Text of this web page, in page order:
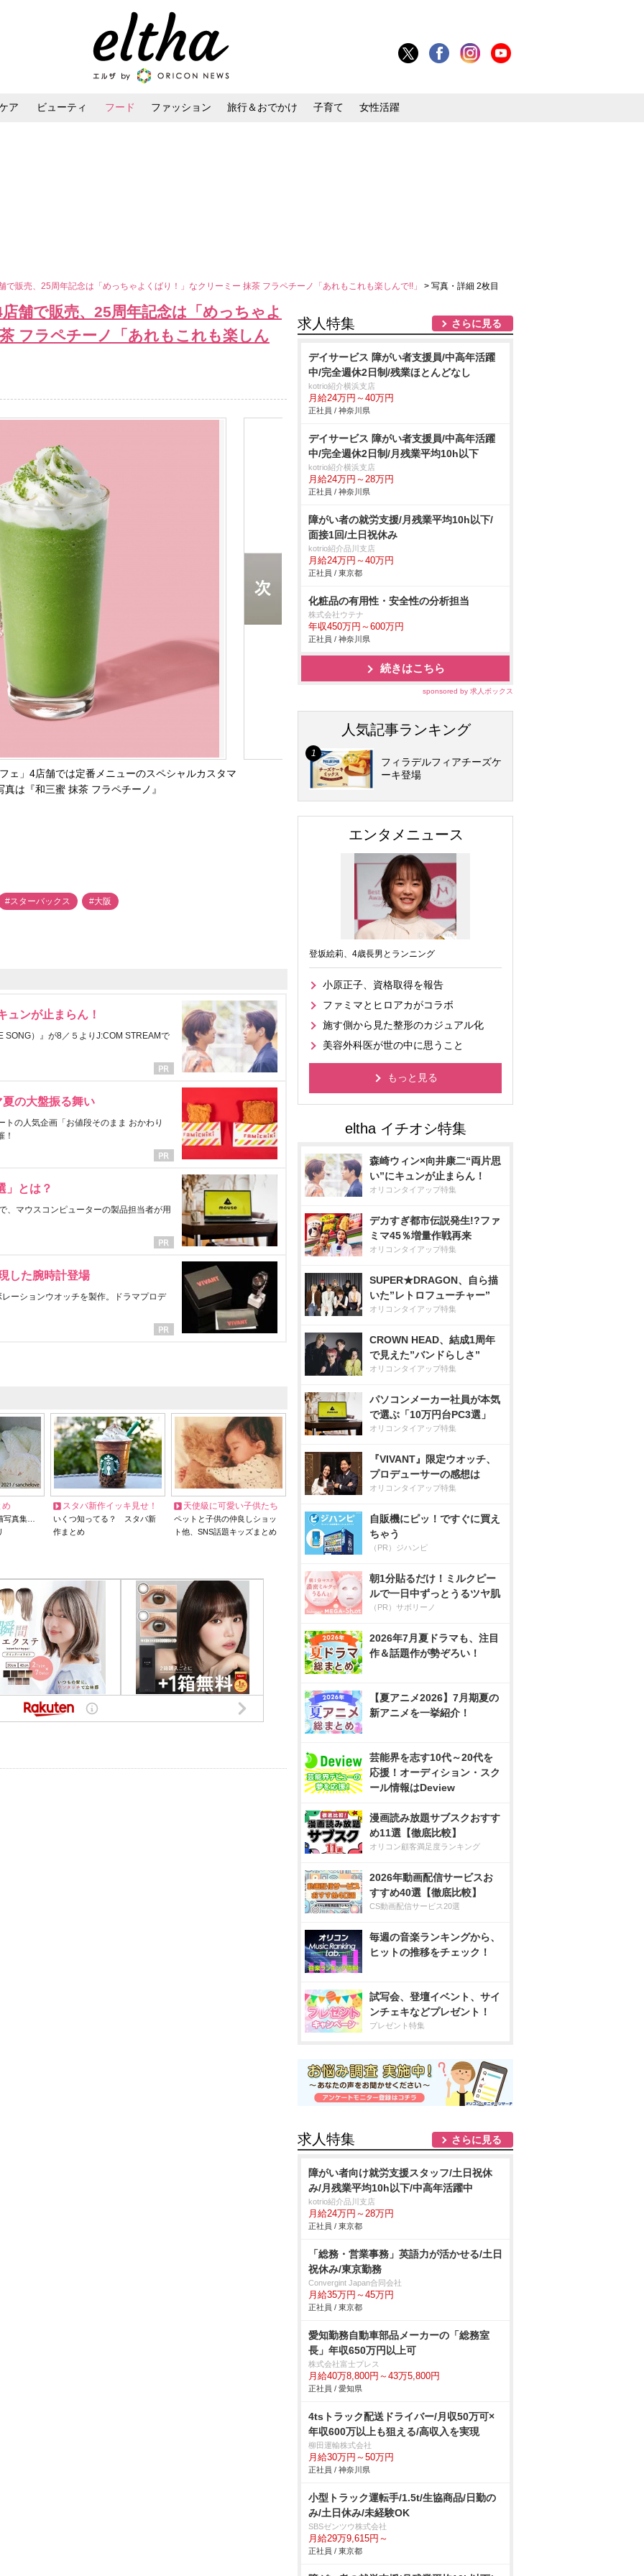
ア ビューティ フード ファッション 旅行＆おでかけ 子育て 女性活躍
で販売、25周年記念は「めっちゃよくばり！」なクリーミー 抹茶 フラペチーノ「あれもこれも楽しんで!!」 > 写真・詳細 2枚目
舗で販売、25周年記念は「めっちゃよ
フラペチーノ「あれもこれも楽しん
ェ」4店舗では定番メニューのスペシャルカスタマ
は『和三蜜 抹茶 フラペチーノ』
#スターバックス #大阪
ュンが止まらん！
SONG）』が8／５よりJ:COM STREAMで
の大盤振る舞い
の人気企画「お値段そのまま おかわり
！
」とは？
、マウスコンピューターの製品担当者が用
した腕時計登場
ーションウオッチを製作。ドラマプロデ
め
写真集…
スタバ新作イッキ見せ！
いくつ知ってる？ スタバ新
作まとめ
天使級に可愛い子供たち
ペットと子供の仲良しショッ
ト他、SNS話題キッズまとめ
求人特集 さらに見る
デイサービス 障がい者支援員/中高年活躍
中/完全週休2日制/残業ほとんどなし
kotrio紹介横浜支店
月給24万円～40万円
正社員 / 神奈川県
デイサービス 障がい者支援員/中高年活躍
中/完全週休2日制/月残業平均10h以下
kotrio紹介横浜支店
月給24万円～28万円
正社員 / 神奈川県
障がい者の就労支援/月残業平均10h以下/
面接1回/土日祝休み
kotrio紹介品川支店
月給24万円～40万円
正社員 / 東京都
化粧品の有用性・安全性の分析担当
株式会社ウテナ
年収450万円～600万円
正社員 / 神奈川県
続きはこちら
sponsored by 求人ボックス
人気記事ランキング
フィラデルフィアチーズケ
ーキ登場
エンタメニュース
登坂絵莉、4歳長男とランニング
小原正子、資格取得を報告
ファミマとヒロアカがコラボ
施す側から見た整形のカジュアル化
美容外科医が世の中に思うこと
もっと見る
森崎ウィン×向井康二“両片思
い”にキュンが止まらん！
オリコンタイアップ特集
デカすぎ都市伝説発生!?ファ
ミマ45％増量作戦再来
オリコンタイアップ特集
SUPER★DRAGON、自ら描
いた”レトロフューチャー”
オリコンタイアップ特集
CROWN HEAD、結成1周年
で見えた”バンドらしさ”
オリコンタイアップ特集
パソコンメーカー社員が本気
で選ぶ「10万円台PC3選」
オリコンタイアップ特集
『VIVANT』限定ウオッチ、
プロデューサーの感想は
オリコンタイアップ特集
自販機にピッ！ですぐに買え
ちゃう
（PR）ジハンピ
朝1分貼るだけ！ミルクピー
ルで一日中ずっとうるツヤ肌
（PR）サボリーノ
2026年7月夏ドラマも、注目
作＆話題作が勢ぞろい！
【夏アニメ2026】7月期夏の
新アニメを一挙紹介！
芸能界を志す10代～20代を
応援！オーディション・スク
ール情報はDeview
漫画読み放題サブスクおすす
め11選【徹底比較】
オリコン顧客満足度ランキング
2026年動画配信サービスお
すすめ40選【徹底比較】
CS動画配信サービス20選
毎週の音楽ランキングから、
ヒットの推移をチェック！
試写会、登壇イベント、サイ
ンチェキなどプレゼント！
プレゼント特集
求人特集 さらに見る
障がい者向け就労支援スタッフ/土日祝休
み/月残業平均10h以下/中高年活躍中
kotrio紹介品川支店
月給24万円～28万円
正社員 / 東京都
「総務・営業事務」英語力が活かせる/土日
祝休み/東京勤務
Convergint Japan合同会社
月給35万円～45万円
正社員 / 東京都
愛知勤務自動車部品メーカーの「総務室
長」年収650万円以上可
株式会社富士プレス
月給40万8,800円～43万5,800円
正社員 / 愛知県
4tsトラック配送ドライバー/月収50万可×
年収600万以上も狙える/高収入を実現
柳田運輸株式会社
月給30万円～50万円
正社員 / 神奈川県
小型トラック運転手/1.5t/生協商品/日勤の
み/土日休み/未経験OK
SBSゼンツウ株式会社
月給29万9,615円～
正社員 / 東京都